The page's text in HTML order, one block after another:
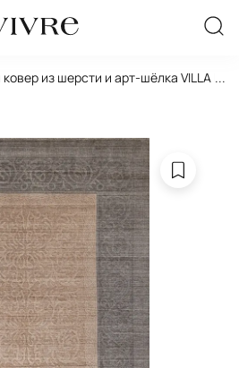
из шерсти и арт-шёлка VILLA
...